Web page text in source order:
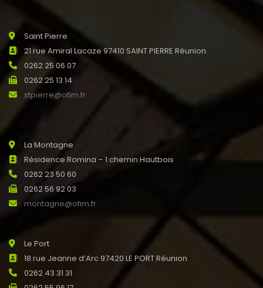
Saint Pierre
21 rue Amiral Lacaze 97410 SAINT PIERRE Réunion
0262 25 06 07
0262 25 13 14
stpierre@ofim.fr
La Montagne
Résidence Romina – 1 chemin Hautbois
0262 23 50 60
0262 56 92 03
montagne@ofim.fr
Le Port
18 rue Jeanne d’Arc 97420 LE PORT Réunion
0262 43 31 31